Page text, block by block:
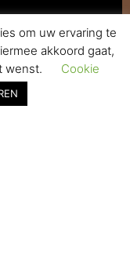
om uw ervaring te
akkoord gaat,
wenst.
Cookie